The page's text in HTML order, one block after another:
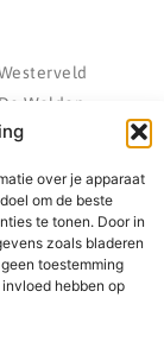
over je apparaat
om de beste
te tonen. Door in
zoals bladeren
toestemming
hebben op
Wolden